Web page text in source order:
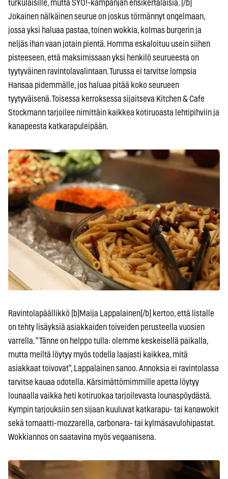
turkulaisille, mutta SYÖ!-kampanjan ensikertalaisia. [/b]
Jokainen nälkäinen seurue on joskus törmännyt ongelmaan,
jossa yksi haluaa pastaa, toinen wokkia, kolmas burgerin ja
neljäs ihan vaan jotain pientä. Homma eskaloituu usein siihen
pisteeseen, että maksimissaan yksi henkilö seurueesta on
tyytyväinen ravintolavalintaan. Turussa ei tarvitse lompsia
Hansaa pidemmälle, jos haluaa pitää koko seurueen
tyytyväisenä. Toisessa kerroksessa sijaitseva Kitchen & Cafe
Stockmann tarjoilee nimittäin kaikkea kotiruoasta lehtipihviin ja
kanapeesta katkarapuleipään.
Ravintolapäällikkö [b]Maija Lappalainen[/b] kertoo, että listalle
on tehty lisäyksiä asiakkaiden toiveiden perusteella vuosien
varrella. "Tänne on helppo tulla: olemme keskeisellä paikalla,
mutta meiltä löytyy myös todella laajasti kaikkea, mitä
asiakkaat toivovat", Lappalainen sanoo. Annoksia ei ravintolassa
tarvitse kauaa odotella. Kärsimättömimmille apetta löytyy
lounaalla vaikka heti kotiruokaa tarjoilevasta lounaspöydästä.
Kympin tarjouksiin sen sijaan kuuluvat katkarapu- tai kanawokit
sekä tomaatti-mozzarella, carbonara- tai kylmäsavulohipastat.
Wokkiannos on saatavina myös vegaanisena.